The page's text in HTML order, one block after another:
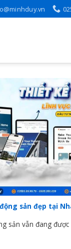
sản đẹp tại
sản vẫn đang